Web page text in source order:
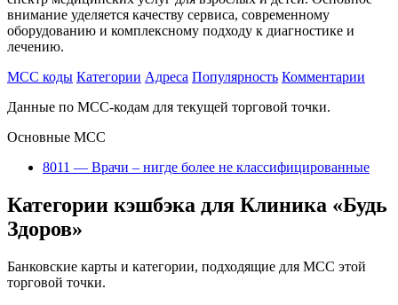
внимание уделяется качеству сервиса, современному
оборудованию и комплексному подходу к диагностике и
лечению.
MCC коды Категории Адреса Популярность Комментарии
Данные по MCC-кодам для текущей торговой точки.
Основные MCC
8011 — Врачи – нигде более не классифицированные
Категории кэшбэка для Клиника «Будь
Здоров»
Банковские карты и категории, подходящие для MCC этой
торговой точки.